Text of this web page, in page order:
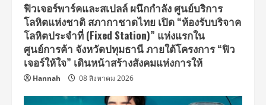
ฟิวเจอร์พาร์คและสเปลล์ ผนึกกำลัง ศูนย์บริการ
โลหิตแห่งชาติ สภากาชาดไทย เปิด “ห้องรับบริจาค
โลหิตประจำที่ (Fixed Station)” แห่งแรกใน
ศูนย์การค้า จังหวัดปทุมธานี ภายใต้โครงการ “ฟิว
เจอร์ให้ใจ” เดินหน้าสร้างสังคมแห่งการให้
Hannah 08 สิงหาคม 2026